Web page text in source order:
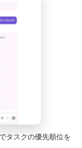
タスクの優先順位を